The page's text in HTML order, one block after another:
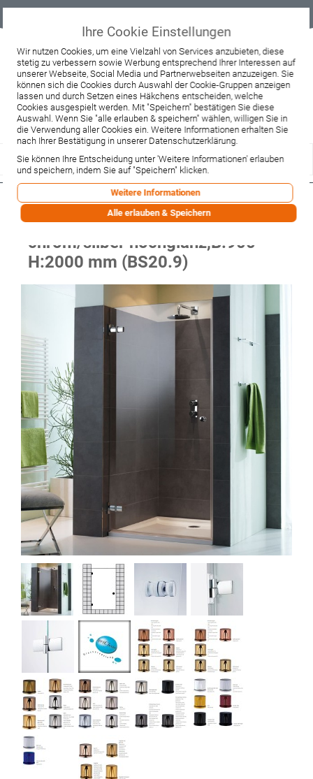
Beratung & Verkauf
+49 37467 66944
Montag - Freitag:
10:00 - 12:00 Uhr
13:00 - 16:00 Uhr
Samstag:
9:00 - 12:00 Uhr
Lieferzeitanfrage Widerruf
Sprinz BS-Dusche Rahmenlos, Tür
in Nische 900x2000 kristall hell /
chrom/silber hochglanz,B:900
H:2000 mm (BS20.9)
Ihre Cookie Einstellungen
Wir nutzen Cookies, um eine Vielzahl von Services anzubieten, diese
stetig zu verbessern sowie Werbung entsprechend Ihrer Interessen auf
unserer Webseite, Social Media und Partnerwebseiten anzuzeigen. Sie
können sich die Cookies durch Auswahl der Cookie-Gruppen anzeigen
lassen und durch Setzen eines Häkchens entscheiden, welche
Cookies ausgespielt werden. Mit "Speichern" bestätigen Sie diese
Auswahl. Wenn Sie "alle erlauben & speichern" wählen, willigen Sie in
die Verwendung aller Cookies ein. Weitere Informationen erhalten Sie
nach Ihrer Bestätigung in unserer Datenschutzerklärung.
Sie können Ihre Entscheidung unter 'Weitere Informationen' erlauben
und speichern, indem Sie auf "Speichern" klicken.
Weitere Informationen
Alle erlauben & Speichern